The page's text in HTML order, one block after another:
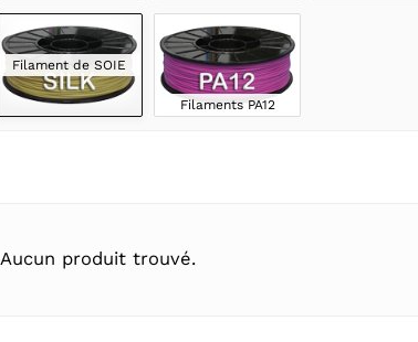
Filament de SOIE
Filaments PA12
Aucun produit trouvé.